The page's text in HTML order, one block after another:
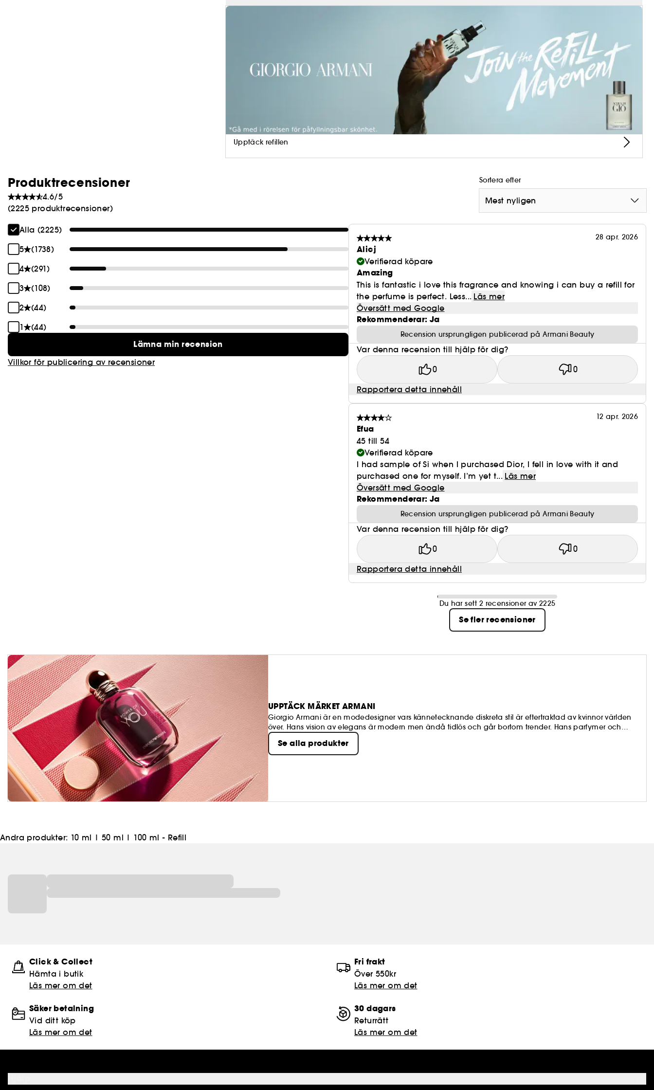
Sì till dig och mig.
Upptäck refillen
Produktrecensioner
4.6/5
(2225 produktrecensioner)
Sortera efter
Mest nyligen
Alla (2225)
5
(1738)
4
(291)
3
(108)
2
(44)
1
(44)
Lämna min recension
Villkor för publicering av recensioner
28 apr. 2026
Alicj
Verifierad köpare
Amazing
This is fantastic i love this fragrance and knowing i can buy a refill for
the perfume is perfect. Less... Läs mer
Översätt med Google
Rekommenderar: Ja
Recension ursprungligen publicerad på Armani Beauty
Var denna recension till hjälp för dig?
0 0
Rapportera detta innehåll
12 apr. 2026
Efua
45 till 54
Verifierad köpare
I had sample of Si when I purchased Dior, I fell in love with it and
purchased one for myself. I’m yet t... Läs mer
Översätt med Google
Rekommenderar: Ja
Recension ursprungligen publicerad på Armani Beauty
Var denna recension till hjälp för dig?
0 0
Rapportera detta innehåll
Du har sett 2 recensioner av 2225
Se fler recensioner
UPPTÄCK MÄRKET ARMANI
Giorgio Armani är en modedesigner vars kännetecknande diskreta stil är eftertraktad av kvinnor världen
över. Hans vision av elegans är modern men ändå tidlös och går bortom trender. Hans parfymer och
kläder genomsyras av samma typ av charm: subtil och i full kontroll, diskret och personlig. Hans parfymer
accentuerar den mänskliga naturen utan att skrika högljutt om den.
Se alla produkter
Andra produkter: 10 ml |50 ml | 100 ml - Refill
Click & Collect
Hämta i butik​
Läs mer om det
Fri frakt
Över 550kr
Läs mer om det
Säker betalning
Vid ditt köp
Läs mer om det
30 dagars
Returrätt
Läs mer om det